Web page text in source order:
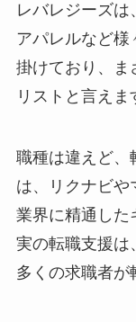
レバレジーズ
アパレルなど様
掛けており、ま
リストと言えま
職種は違えど、
は、リクナビや
業界に精通した
実の転職支援は
多くの求職者が